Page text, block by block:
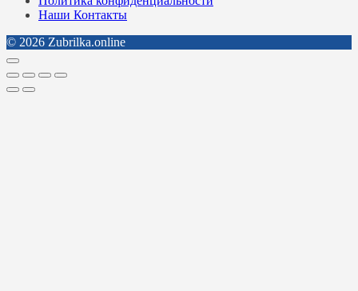
Наши Контакты
© 2026 Zubrilka.online